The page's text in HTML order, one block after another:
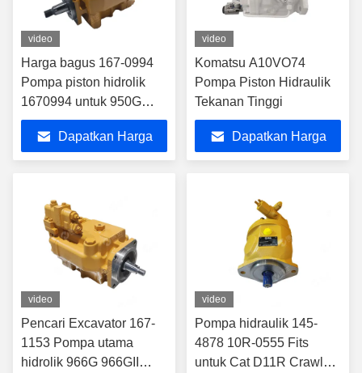
video
Harga bagus 167-0994
Pompa piston hidrolik
1670994 untuk 950G
962G Wheel Loader
It62G
Dapatkan Harga
video
Komatsu A10VO74
Pompa Piston Hidraulik
Tekanan Tinggi
Dapatkan Harga
video
Pencari Excavator 167-
1153 Pompa utama
hidrolik 966G 966GII
video
Pompa hidraulik 145-
4878 10R-0555 Fits
untuk Cat D11R Crawler